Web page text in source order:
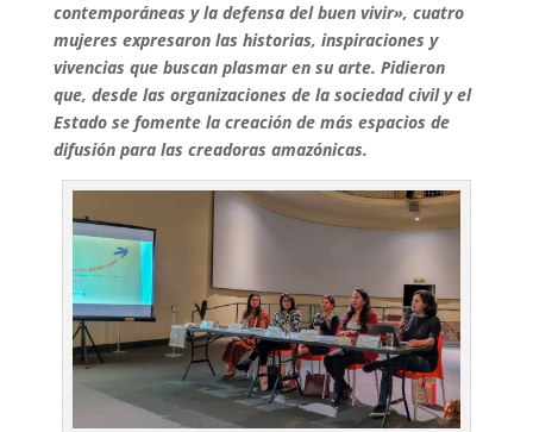
contemporáneas y la defensa del buen vivir», cuatro
mujeres expresaron las historias, inspiraciones y
vivencias que buscan plasmar en su arte. Pidieron
que, desde las organizaciones de la sociedad civil y el
Estado se fomente la creación de más espacios de
difusión para las creadoras amazónicas.